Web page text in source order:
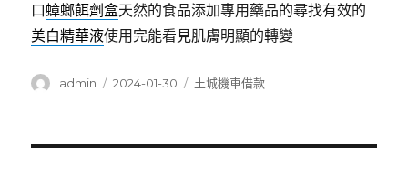
口蟑螂餌劑盒天然的食品添加專用藥品的尋找有效的
美白精華液使用完能看見肌膚明顯的轉變
作
admin
發
2024-01-30
分
土城機車借款